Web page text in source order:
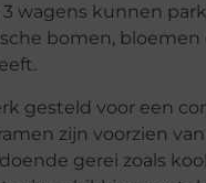
wagens kunnen
bomen,
gesteld voor een
zijn voorzien
gerei zoals